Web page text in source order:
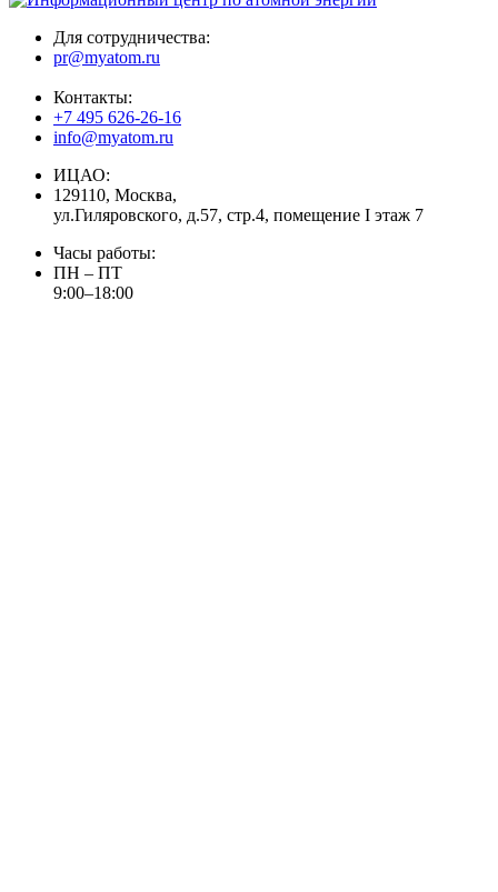
Для сотрудничества:
pr@myatom.ru
Контакты:
+7 495 626-26-16
info@myatom.ru
ИЦАО:
129110, Москва,
ул.Гиляровского, д.57, стр.4, помещение I этаж 7
Часы работы:
ПН – ПТ
9:00–18:00